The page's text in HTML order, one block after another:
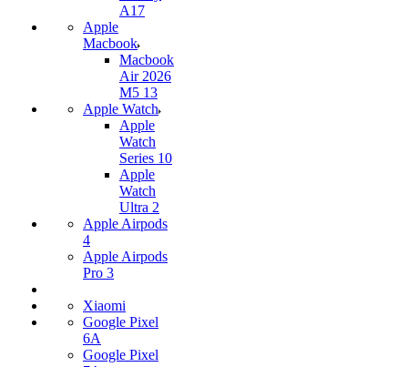
A17
Apple
Macbook
Macbook
Air 2026
M5 13
Apple Watch
Apple
Watch
Series 10
Apple
Watch
Ultra 2
Apple Airpods
4
Apple Airpods
Pro 3
Xiaomi
Google Pixel
6A
Google Pixel